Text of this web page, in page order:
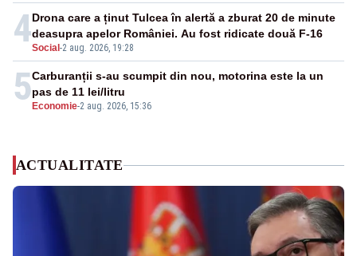
4Social -2 aug. 2026, 19:28
Drona care a ținut Tulcea în alertă a zburat 20 de minute
deasupra apelor României. Au fost ridicate două F-16
5 Economie-2 aug. 2026, 15:36
Carburanții s-au scumpit din nou, motorina este la un
pas de 11 lei/litru
ACTUALITATE